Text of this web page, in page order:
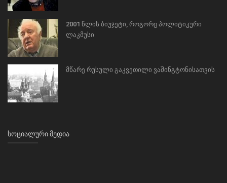
2001 წლის ბიუჯეტი, როგორც პოლიტიკური
ლაკმუსი
მწარე რუსული გაკვეთილი ვაშინგტონისათვის
ᲡᲝᲪᲘᲐᲚᲣᲠᲘ ᲛᲔᲓᲘᲐ